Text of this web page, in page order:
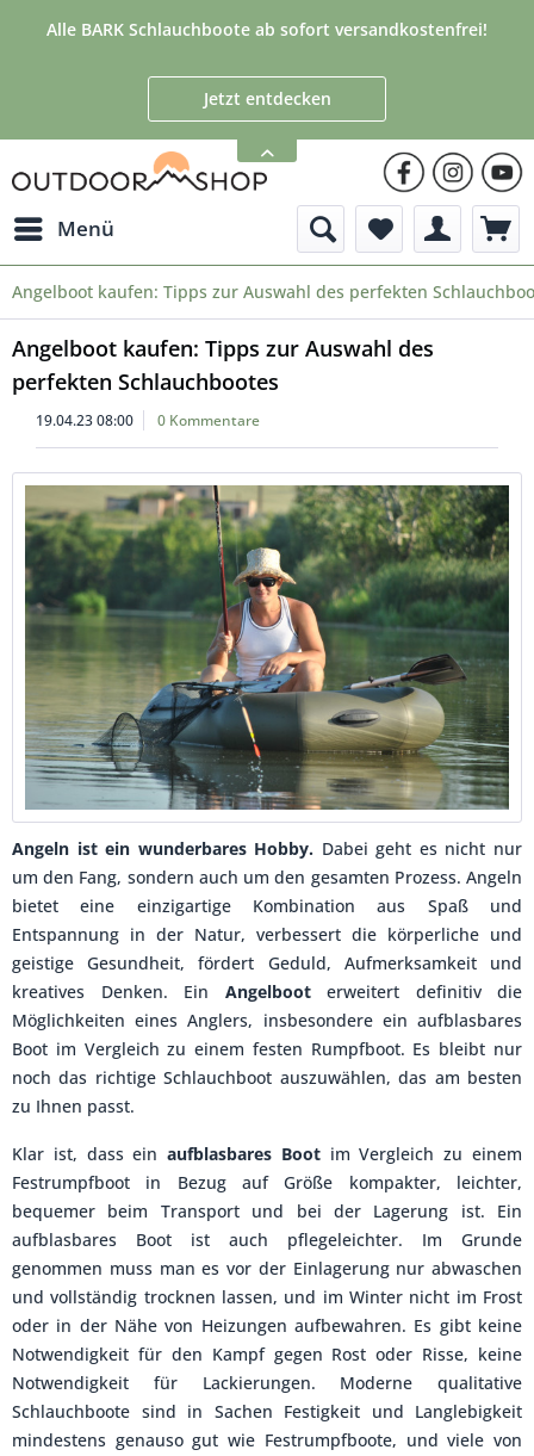
Alle BARK Schlauchboote ab sofort versandkostenfrei!
Jetzt entdecken
Menü
Angelboot kaufen: Tipps zur Auswahl des perfekten
Angelboot kaufen: Tipps zur Auswahl des
perfekten Schlauchbootes
19.04.23 08:00 0 Kommentare
Angeln ist ein wunderbares Hobby. Dabei geht es nicht nur
um den Fang, sondern auch um den gesamten Prozess. Angeln
bietet eine einzigartige Kombination aus Spaß und
Entspannung in der Natur, verbessert die körperliche und
geistige Gesundheit, fördert Geduld, Aufmerksamkeit und
kreatives Denken. Ein Angelbooterweitert definitiv die
Möglichkeiten eines Anglers, insbesondere ein aufblasbares
Boot im Vergleich zu einem festen Rumpfboot. Es bleibt nur
noch das richtige Schlauchboot auszuwählen, das am besten
zu Ihnen passt.
Klar ist, dass einaufblasbares Bootim Vergleich zu einem
Festrumpfboot in Bezug auf Größe kompakter, leichter,
bequemer beim Transport und bei der Lagerung ist. Ein
aufblasbares Boot ist auch pflegeleichter. Im Grunde
genommen muss man es vor der Einlagerung nur abwaschen
und vollständig trocknen lassen, und im Winter nicht im Frost
oder in der Nähe von Heizungen aufbewahren. Es gibt keine
Notwendigkeit für den Kampf gegen Rost oder Risse, keine
Notwendigkeit für Lackierungen. Moderne qualitative
Schlauchboote sind in Sachen Festigkeit und Langlebigkeit
mindestens genauso gut wie Festrumpfboote, und viele von